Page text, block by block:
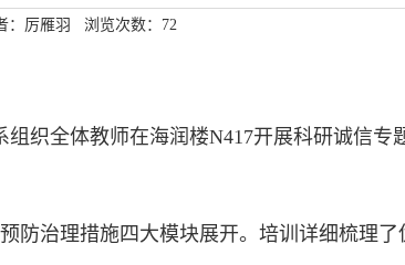
：厉雁羽 浏览次数： 72
织全体教师在海润楼N417开展科研诚信专
防治理措施四大模块展开。培训详细梳理